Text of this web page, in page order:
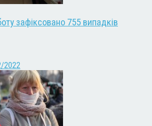
зафіксовано 755 випадків
2022